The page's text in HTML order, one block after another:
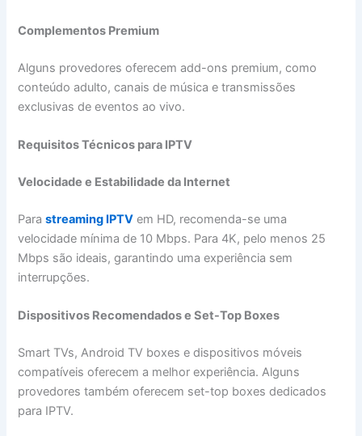
Complementos Premium
Alguns provedores oferecem add-ons premium, como
conteúdo adulto, canais de música e transmissões
exclusivas de eventos ao vivo.
Requisitos Técnicos para IPTV
Velocidade e Estabilidade da Internet
Parastreaming IPTV em HD, recomenda-se uma
velocidade mínima de 10 Mbps. Para 4K, pelo menos 25
Mbps são ideais, garantindo uma experiência sem
interrupções.
Dispositivos Recomendados e Set-Top Boxes
Smart TVs, Android TV boxes e dispositivos móveis
compatíveis oferecem a melhor experiência. Alguns
provedores também oferecem set-top boxes dedicados
para IPTV.